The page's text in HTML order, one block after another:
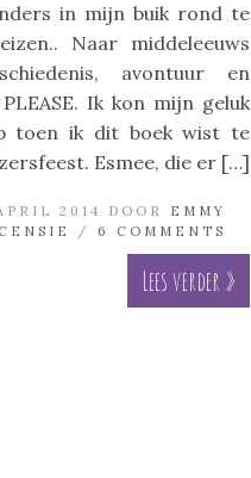
in mijn buik rond te
Naar middeleeuws
avontuur en
Ik kon mijn geluk
toen ik dit boek wist te
Esmee, die er […]
2014 DOOR
EMMY
/ 6 COMMENTS
Lees verder »